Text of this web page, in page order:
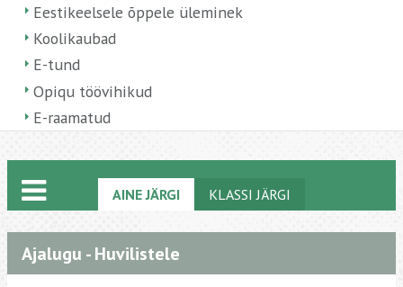
Eestikeelsele õppele üleminek
Koolikaubad
E-tund
Opiqu töövihikud
E-raamatud
AINE JÄRGI KLASSI JÄRGI
Ajalugu - Huvilistele